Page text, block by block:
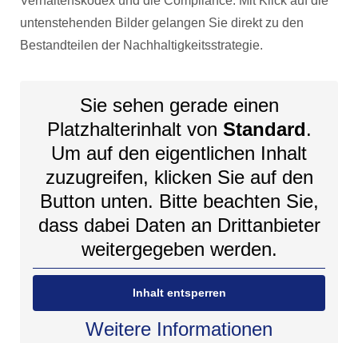
untenstehenden Bilder gelangen Sie direkt zu den
Bestandteilen der Nachhaltigkeitsstrategie.
Sie sehen gerade einen
Platzhalterinhalt von Standard.
Um auf den eigentlichen Inhalt
zuzugreifen, klicken Sie auf den
Button unten. Bitte beachten Sie,
dass dabei Daten an Drittanbieter
weitergegeben werden.
Inhalt entsperren
Weitere Informationen